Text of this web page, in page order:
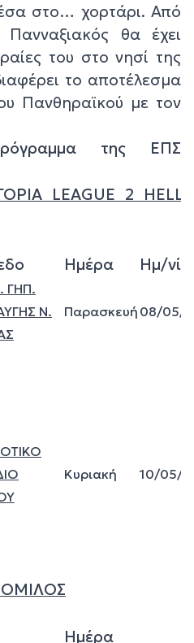
στο… χορτάρι. Από
θα έχει
του στο νησί της
το αποτέλεσμα
Πανθηραϊκού με τον
της ΕΠΣ
LEAGUE 2
Ημέρα Ημ/νία
ΓΗΠ.
Ν.
Παρασκευή 08/05/
Κυριακή 10/05/
ΟΜΙΛΟΣ
Ημέρα